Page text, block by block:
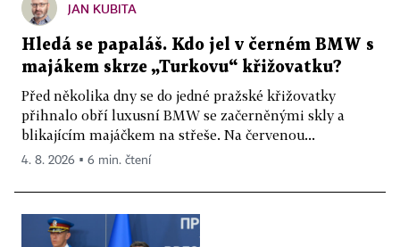
JAN KUBITA
Hledá se papaláš. Kdo jel v černém BMW s
majákem skrze „Turkovu“ křižovatku?
Před několika dny se do jedné pražské křižovatky
přihnalo obří luxusní BMW se začerněnými skly a
blikajícím majáčkem na střeše. Na červenou...
4. 8. 2026 ▪ 6 min. čtení